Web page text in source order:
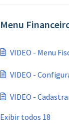
VIDEO - Menu
VIDEO -
VIDEO -
Exibir todos 18